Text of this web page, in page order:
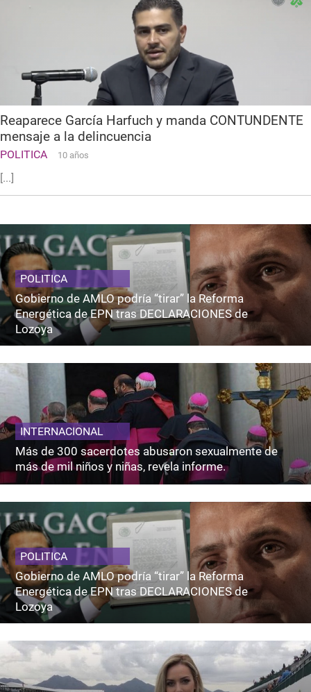
Reaparece García Harfuch y manda CONTUNDENTE
mensaje a la delincuencia
POLITICA 10 años
[...]
POLITICA
Gobierno de AMLO podría “tirar” la Reforma
Energética de EPN tras DECLARACIONES de
Lozoya
INTERNACIONAL
Más de 300 sacerdotes abusaron sexualmente de
más de mil niños y niñas, revela informe.
POLITICA
Gobierno de AMLO podría “tirar” la Reforma
Energética de EPN tras DECLARACIONES de
Lozoya